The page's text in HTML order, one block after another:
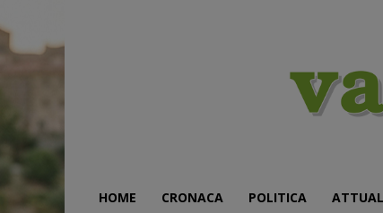
HOME CRONACA POLITICA